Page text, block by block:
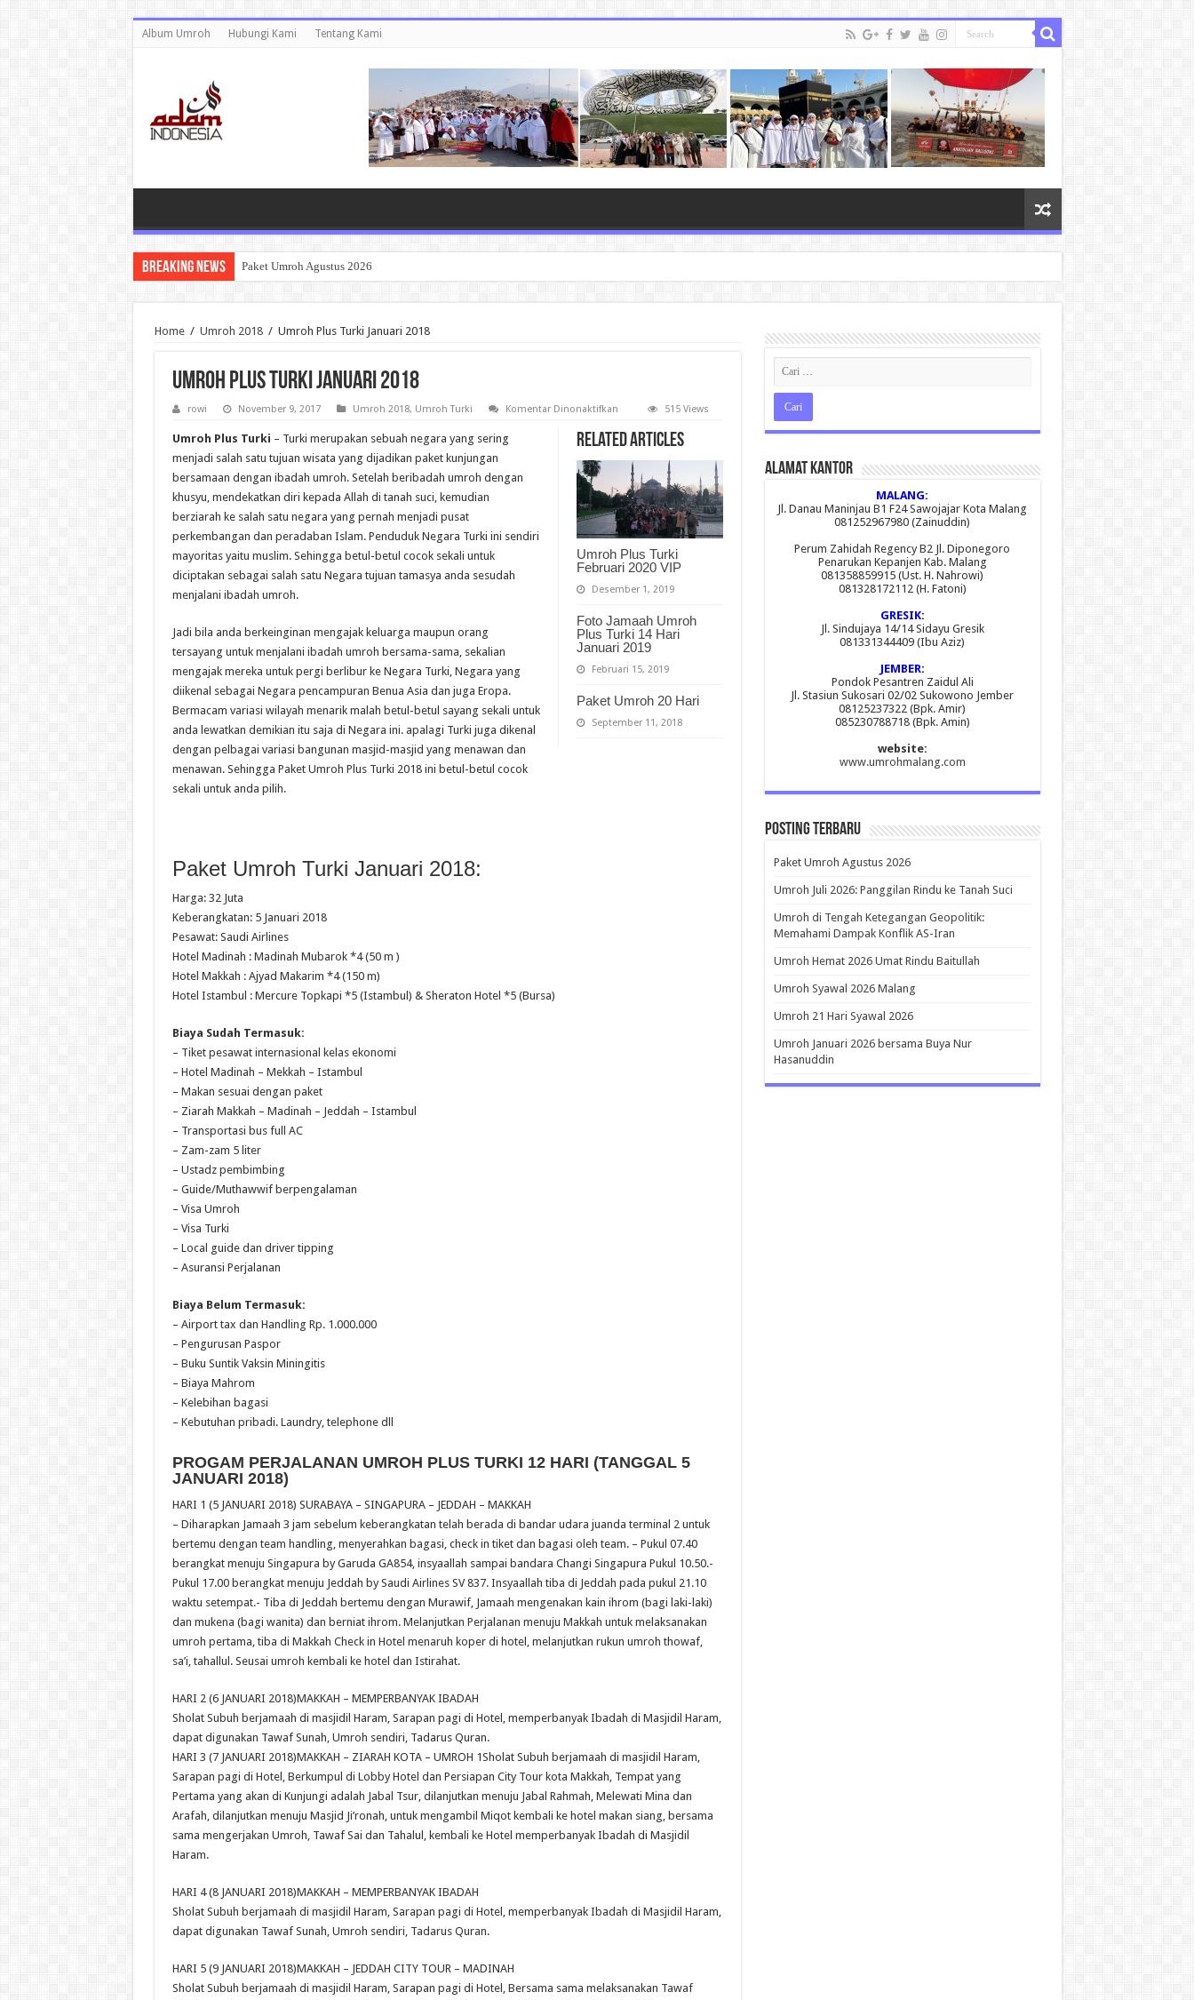
Album Umroh Hubungi Kami Tentang Kami
Breaking News Paket Umroh Agustus 2026
Home / Umroh 2018 / Umroh Plus Turki Januari 2018
Umroh Plus Turki Januari 2018
rowi November 9, 2017 Umroh 2018, Umroh Turki Komentar Dinonaktifkanpada
Plus
Turki
2018
515 Views
Related Articles
Umroh Plus Turki
Februari 2020 VIP
Desember 1, 2019
Foto Jamaah Umroh
Plus Turki 14 Hari
Januari 2019
Februari 15, 2019
Paket Umroh 20 Hari
September 11, 2018
Umroh Plus Turki – Turki merupakan sebuah negara yang sering
menjadi salah satu tujuan wisata yang dijadikan paket kunjungan
bersamaan dengan ibadah umroh. Setelah beribadah umroh dengan
khusyu, mendekatkan diri kepada Allah di tanah suci, kemudian
berziarah ke salah satu negara yang pernah menjadi pusat
perkembangan dan peradaban Islam. Penduduk Negara Turki ini sendiri
mayoritas yaitu muslim. Sehingga betul-betul cocok sekali untuk
diciptakan sebagai salah satu Negara tujuan tamasya anda sesudah
menjalani ibadah umroh.
Jadi bila anda berkeinginan mengajak keluarga maupun orang
tersayang untuk menjalani ibadah umroh bersama-sama, sekalian
mengajak mereka untuk pergi berlibur ke Negara Turki, Negara yang
diikenal sebagai Negara pencampuran Benua Asia dan juga Eropa.
Bermacam variasi wilayah menarik malah betul-betul sayang sekali untuk
anda lewatkan demikian itu saja di Negara ini. apalagi Turki juga dikenal
dengan pelbagai variasi bangunan masjid-masjid yang menawan dan
menawan. Sehingga Paket Umroh Plus Turki 2018 ini betul-betul cocok
sekali untuk anda pilih.
Paket Umroh Turki Januari 2018:
Harga: 32 Juta
Keberangkatan: 5 Januari 2018
Pesawat: Saudi Airlines
Hotel Madinah : Madinah Mubarok *4 (50 m )
Hotel Makkah : Ajyad Makarim *4 (150 m)
Hotel Istambul : Mercure Topkapi *5 (Istambul) & Sheraton Hotel *5 (Bursa)
Biaya Sudah Termasuk:
– Tiket pesawat internasional kelas ekonomi
– Hotel Madinah – Mekkah – Istambul
– Makan sesuai dengan paket
– Ziarah Makkah – Madinah – Jeddah – Istambul
– Transportasi bus full AC
– Zam-zam 5 liter
– Ustadz pembimbing
– Guide/Muthawwif berpengalaman
– Visa Umroh
– Visa Turki
– Local guide dan driver tipping
– Asuransi Perjalanan
Biaya Belum Termasuk:
– Airport tax dan Handling Rp. 1.000.000
– Pengurusan Paspor
– Buku Suntik Vaksin Miningitis
– Biaya Mahrom
– Kelebihan bagasi
– Kebutuhan pribadi. Laundry, telephone dll
PROGAM PERJALANAN UMROH PLUS TURKI 12 HARI (TANGGAL 5
JANUARI 2018)
HARI 1 (5 JANUARI 2018) SURABAYA – SINGAPURA – JEDDAH – MAKKAH
– Diharapkan Jamaah 3 jam sebelum keberangkatan telah berada di bandar udara juanda terminal 2 untuk
bertemu dengan team handling, menyerahkan bagasi, check in tiket dan bagasi oleh team. – Pukul 07.40
berangkat menuju Singapura by Garuda GA854, insyaallah sampai bandara Changi Singapura Pukul 10.50.-
Pukul 17.00 berangkat menuju Jeddah by Saudi Airlines SV 837. Insyaallah tiba di Jeddah pada pukul 21.10
waktu setempat.- Tiba di Jeddah bertemu dengan Murawif, Jamaah mengenakan kain ihrom (bagi laki-laki)
dan mukena (bagi wanita) dan berniat ihrom. Melanjutkan Perjalanan menuju Makkah untuk melaksanakan
umroh pertama, tiba di Makkah Check in Hotel menaruh koper di hotel, melanjutkan rukun umroh thowaf,
sa’i, tahallul. Seusai umroh kembali ke hotel dan Istirahat.
HARI 2 (6 JANUARI 2018)MAKKAH – MEMPERBANYAK IBADAH
Sholat Subuh berjamaah di masjidil Haram, Sarapan pagi di Hotel, memperbanyak Ibadah di Masjidil Haram,
dapat digunakan Tawaf Sunah, Umroh sendiri, Tadarus Quran.
HARI 3 (7 JANUARI 2018)MAKKAH – ZIARAH KOTA – UMROH 1Sholat Subuh berjamaah di masjidil Haram,
Sarapan pagi di Hotel, Berkumpul di Lobby Hotel dan Persiapan City Tour kota Makkah, Tempat yang
Pertama yang akan di Kunjungi adalah Jabal Tsur, dilanjutkan menuju Jabal Rahmah, Melewati Mina dan
Arafah, dilanjutkan menuju Masjid Ji’ronah, untuk mengambil Miqot kembali ke hotel makan siang, bersama
sama mengerjakan Umroh, Tawaf Sai dan Tahalul, kembali ke Hotel memperbanyak Ibadah di Masjidil
Haram.
HARI 4 (8 JANUARI 2018)MAKKAH – MEMPERBANYAK IBADAH
Sholat Subuh berjamaah di masjidil Haram, Sarapan pagi di Hotel, memperbanyak Ibadah di Masjidil Haram,
dapat digunakan Tawaf Sunah, Umroh sendiri, Tadarus Quran.
HARI 5 (9 JANUARI 2018)MAKKAH – JEDDAH CITY TOUR – MADINAH
Sholat Subuh berjamaah di masjidil Haram, Sarapan pagi di Hotel, Bersama sama melaksanakan Tawaf
Alamat Kantor
MALANG:
Jl. Danau Maninjau B1 F24 Sawojajar Kota Malang
081252967980 (Zainuddin)
Perum Zahidah Regency B2 Jl. Diponegoro
Penarukan Kepanjen Kab. Malang
081358859915 (Ust. H. Nahrowi)
081328172112 (H. Fatoni)
GRESIK:
Jl. Sindujaya 14/14 Sidayu Gresik
081331344409 (Ibu Aziz)
JEMBER:
Pondok Pesantren Zaidul Ali
Jl. Stasiun Sukosari 02/02 Sukowono Jember
08125237322 (Bpk. Amir)
085230788718 (Bpk. Amin)
website:
www.umrohmalang.com
Posting Terbaru
Paket Umroh Agustus 2026
Umroh Juli 2026: Panggilan Rindu ke Tanah Suci
Umroh di Tengah Ketegangan Geopolitik:
Memahami Dampak Konflik AS-Iran
Umroh Hemat 2026 Umat Rindu Baitullah
Umroh Syawal 2026 Malang
Umroh 21 Hari Syawal 2026
Umroh Januari 2026 bersama Buya Nur
Hasanuddin